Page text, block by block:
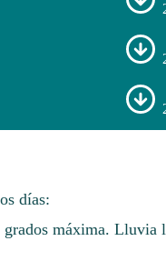
días:
máxima. Lluvia